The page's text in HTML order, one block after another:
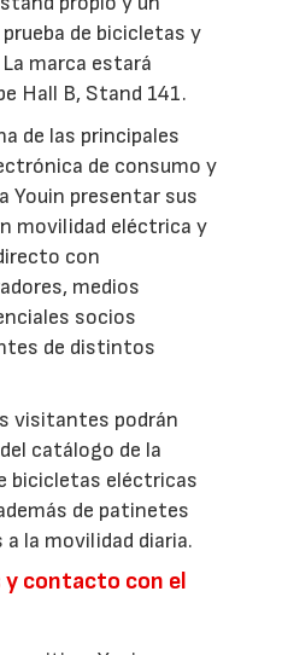
de bicicletas y
marca estará
Hall B, Stand 141.
de las principales
de consumo y
Youin presentar sus
movilidad eléctrica y
con
medios
socios
de distintos
visitantes podrán
catálogo de la
bicicletas eléctricas
de patinetes
la movilidad diaria.
y contacto con el